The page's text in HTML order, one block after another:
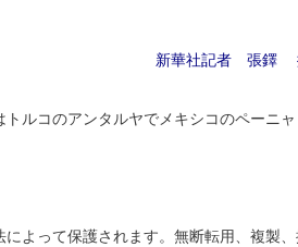
新華社記者 張鐸
ルコのアンタルヤでメキシコのペーニャ
よって保護されます。無断転用、複製、